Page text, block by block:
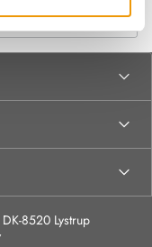
8520 Lystrup